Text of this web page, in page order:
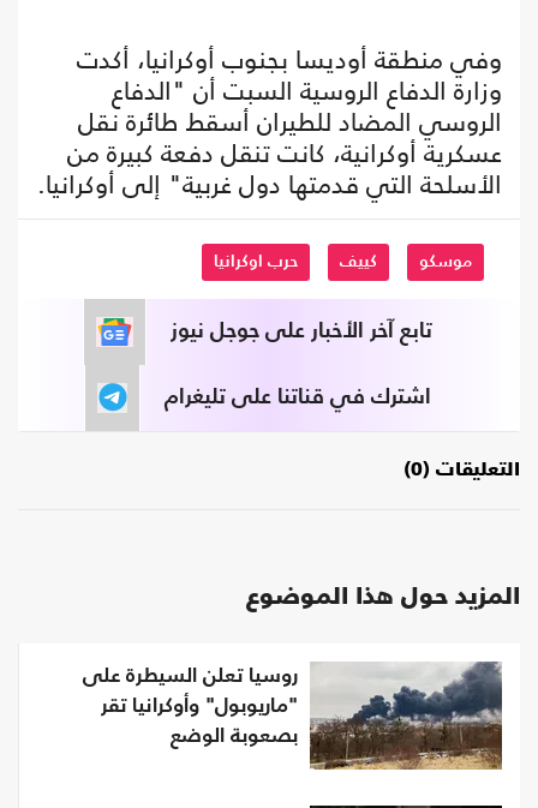
وفي منطقة أوديسا بجنوب أوكرانيا، أكدت
وزارة الدفاع الروسية السبت أن "الدفاع
الروسي المضاد للطيران أسقط طائرة نقل
عسكرية أوكرانية، كانت تنقل دفعة كبيرة من
الأسلحة التي قدمتها دول غربية" إلى أوكرانيا.
موسكو كييف حرب اوكرانيا
تابع آخر الأخبار على جوجل نيوز
اشترك في قناتنا على تليغرام
التعليقات (0)
المزيد حول هذا الموضوع
روسيا تعلن السيطرة على
"ماريوبول" وأوكرانيا تقر
بصعوبة الوضع